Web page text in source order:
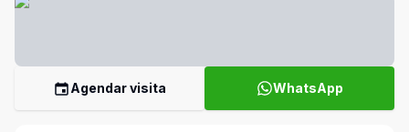
Agendar visita WhatsApp